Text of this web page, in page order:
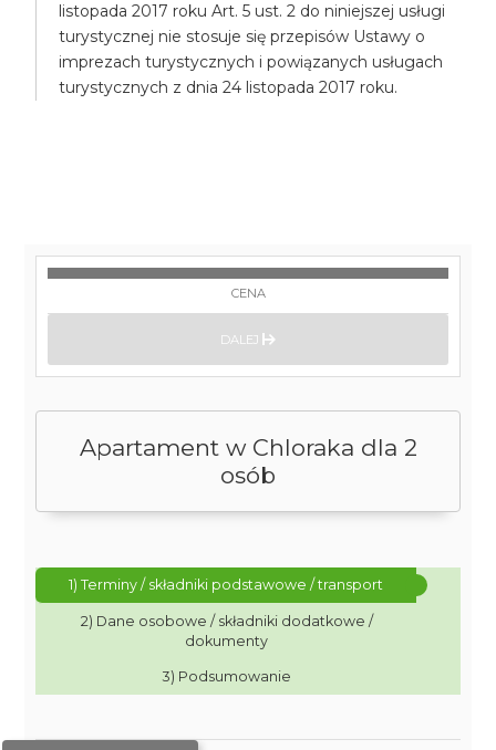
listopada 2017 roku Art. 5 ust. 2 do niniejszej usługi
turystycznej nie stosuje się przepisów Ustawy o
imprezach turystycznych i powiązanych usługach
turystycznych z dnia 24 listopada 2017 roku.
Apartament w Chloraka dla 2
osób
1) Terminy / składniki podstawowe / transport
2) Dane osobowe / składniki dodatkowe /
dokumenty
3) Podsumowanie
CENA
DALEJ